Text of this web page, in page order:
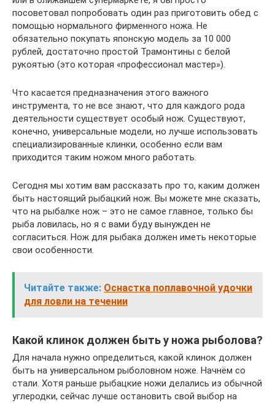
посоветовал попробовать один раз приготовить обед с
помощью нормального фирменного ножа. Не
обязательно покупать японскую модель за 10 000
рублей, достаточно простой Трамонтины с белой
рукоятью (это которая «профессионал мастер»).
Что касается предназначения этого важного
инструмента, то не все знают, что для каждого рода
деятельности существует особый нож. Существуют,
конечно, универсальные модели, но лучше использовать
специализированные клинки, особенно если вам
приходится таким ножом много работать.
Сегодня мы хотим вам рассказать про то, каким должен
быть настоящий рыбацкий нож. Вы можете мне сказать,
что на рыбалке нож – это не самое главное, только бы
рыба ловилась, но я с вами буду вынужден не
согласиться. Нож для рыбака должен иметь некоторые
свои особенности.
Читайте также: Оснастка поплавочной удочки
для ловли на течении
Какой клинок должен быть у ножа рыболова?
Для начала нужно определиться, какой клинок должен
быть на универсальном рыболовном ноже. Начнём со
стали. Хотя раньше рыбацкие ножи делались из обычной
углеродки, сейчас лучше остановить свой выбор на